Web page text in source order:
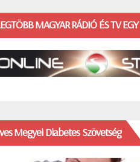
MAGYAR RÁDIÓ ÉS TV
Megyei Diabetes Szövetség